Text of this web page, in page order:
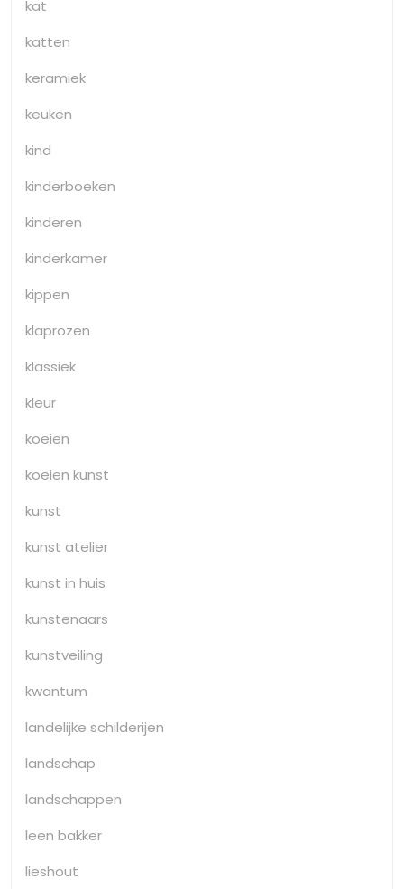
kat
katten
keramiek
keuken
kind
kinderboeken
kinderen
kinderkamer
kippen
klaprozen
klassiek
kleur
koeien
koeien kunst
kunst
kunst atelier
kunst in huis
kunstenaars
kunstveiling
kwantum
landelijke schilderijen
landschap
landschappen
leen bakker
lieshout